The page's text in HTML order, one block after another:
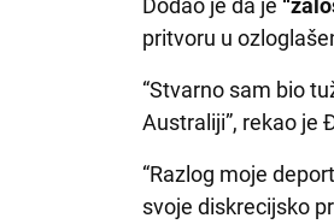
Dodao je da je
pritvoru u
“Stvarno sam bio
Australiji”, rekao je
“Razlog moje
svoje diskrecijsko